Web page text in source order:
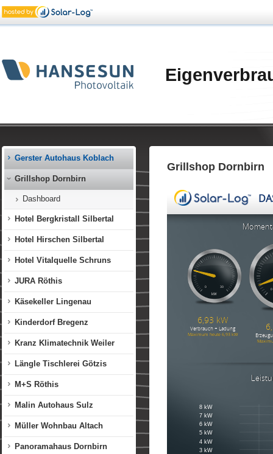
Farben Morscher Weiler
Fintes Hittisau
Gerster Autohaus Koblach
Grillshop Dornbirn
Dashboard
Hotel Bergkristall Silbertal
Hotel Hirschen Silbertal
Hotel Vitalquelle Schruns
JURA Röthis
Käsekeller Lingenau
Kinderdorf Bregenz
Kranz Klimatechnik Weiler
Längle Tischlerei Götzis
M+S Röthis
Malin Autohaus Sulz
Müller Wohnbau Altach
Panoramahaus Dornbirn
Grillshop Dornbirn